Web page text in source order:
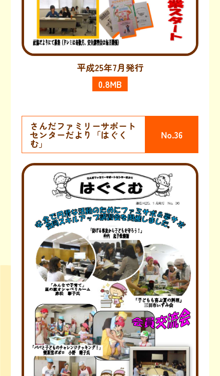
平成25年7月発行
0.8MB
さんだファミリーサポート
センターだより「はぐく
む」
No.36